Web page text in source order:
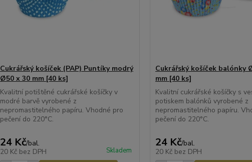
Cukrářský košíček (PAP) Puntíky modrý
Ø50 x 30 mm [40 ks]
Kvalitní potištěné cukrářské košíčky v
modré barvě vyrobené z
nepromastitelného papíru. Vhodné pro
pečení do 220°C.
24 Kč/bal.
20 Kč bez DPH Skladem
Cukrářský košíček balónky
mm [40 ks]
Kvalitní cukrářské košíčky s
potiskem balónků vyrobené z
nepromastitelného papíru.
pečení do 220°C.
24 Kč/bal.
20 Kč bez DPH